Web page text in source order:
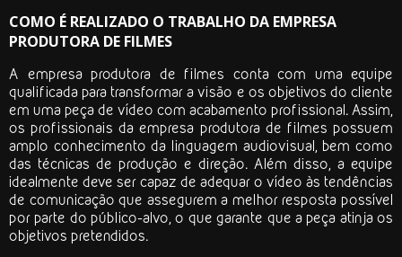
COMO É REALIZADO O TRABALHO DA EMPRESA
PRODUTORA DE FILMES
A empresa produtora de filmes conta com uma equipe
qualificada para transformar a visão e os objetivos do cliente
em uma peça de vídeo com acabamento profissional. Assim,
os profissionais daempresa produtora de filmes possuem
amplo conhecimento da linguagem audiovisual, bem como
das técnicas de produção e direção. Além disso, a equipe
idealmente deve ser capaz de adequar o vídeo às tendências
de comunicação que assegurem a melhor resposta possível
por parte do público-alvo, o que garante que a peça atinja os
objetivos pretendidos.